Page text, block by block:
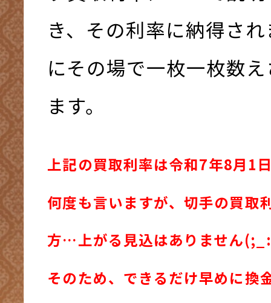
き、その利率に納得さ
にその場で一枚一枚数
ます。
上記の買取利率は令和7年8月1
何度も言いますが、切手の買取
方…上がる見込はありません
そのため、できるだけ早めに換